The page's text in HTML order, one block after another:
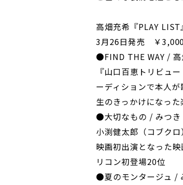
高畑充希『PLAY LIST
3月26日発売 ￥3,000
●FIND THE WAY / 高
『山口百恵トリビュ
ーディションで本人
生のきっかけになった
●大切なもの / みつき
小渕健太郎（コブク
映画初出演となった
リコン初登場20位
●夏のモンタージュ /